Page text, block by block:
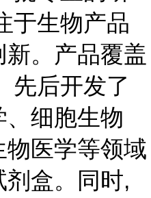
于生物产品
。产品覆盖
先后开发了
细胞生物
医学等领域
盒。同时,